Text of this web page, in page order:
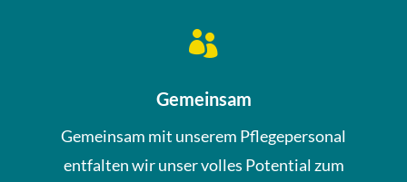

Gemeinsam
Gemeinsam mit unserem Pflegepersonal
entfalten wir unser volles Potential zum